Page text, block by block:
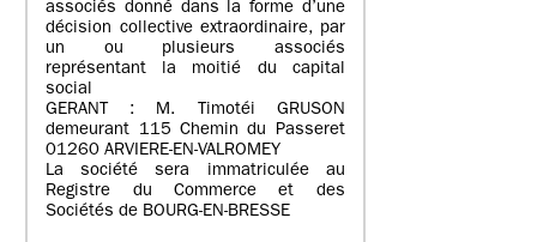
associés donné dans la forme d’une
décision collective extraordinaire, par
un ou plusieurs associés
représentant la moitié du capital
social
GERANT : M. Timotéi GRUSON
demeurant 115 Chemin du Passeret
01260 ARVIERE-EN-VALROMEY
La société sera immatriculée au
Registre du Commerce et des
Sociétés de BOURG-EN-BRESSE